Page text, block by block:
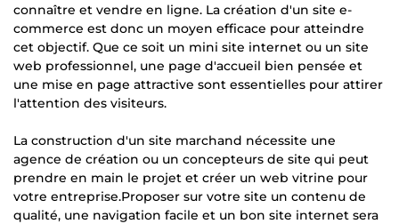
connaître et vendre en ligne. La création d'un site e-
commerce est donc un moyen efficace pour atteindre
cet objectif. Que ce soit un mini site internet ou un site
web professionnel, une page d'accueil bien pensée et
une mise en page attractive sont essentielles pour attirer
l'attention des visiteurs.
La construction d'un site marchand nécessite une
agence de création ou un concepteurs de site qui peut
prendre en main le projet et créer un web vitrine pour
votre entreprise.Proposer sur votre site un contenu de
qualité, une navigation facile et un bon site internet sera